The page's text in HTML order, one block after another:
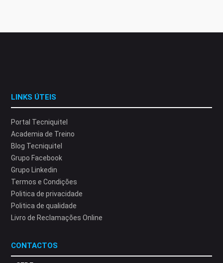
LINKS ÚTEIS
Portal Tecniquitel
Academia de Treino
Blog Tecniquitel
Grupo Facebook
Grupo Linkedin
Termos e Condições
Politica de privacidade
Politica de qualidade
Livro de Reclamações Online
CONTACTOS